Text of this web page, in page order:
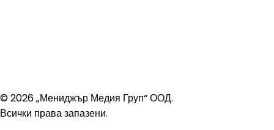
© 2026 „Мениджър Медия Груп“ ООД.
Всички права запазени.